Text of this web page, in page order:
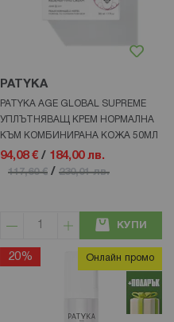
PATYKA
PATYKA AGE GLOBAL SUPREME
УПЛЪТНЯВАЩ КРЕМ НОРМАЛНА
КЪМ КОМБИНИРАНА КОЖА 50МЛ
94,08 € / 184,00 лв.
117,60 € / 230,01 лв.
КУПИ
20% Онлайн промо